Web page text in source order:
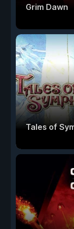
Grim Dawn
Tales of